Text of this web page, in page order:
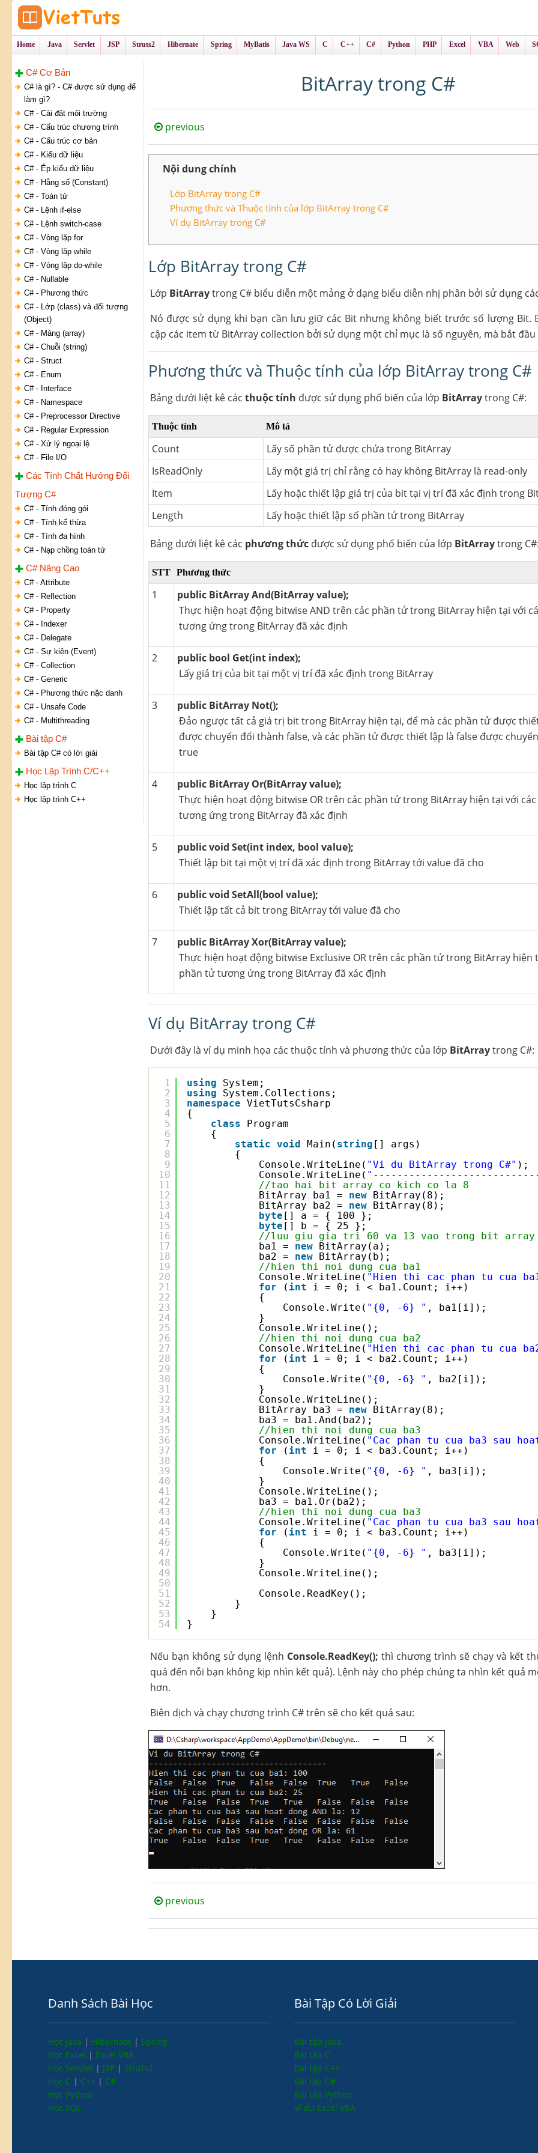
Home Java Servlet JSP Struts2 Hibernate Spring MyBatis Java WS C C++ C# Python PHP Excel VBA Web
C# Cơ Bản
C# là gì? - C# được sử dụng để
làm gì?
C# - Cài đặt môi trường
C# - Cấu trúc chương trình
C# - Cấu trúc cơ bản
C# - Kiểu dữ liệu
C# - Ép kiểu dữ liệu
C# - Hằng số (Constant)
C# - Toán tử
C# - Lệnh if-else
C# - Lệnh switch-case
C# - Vòng lặp for
C# - Vòng lặp while
C# - Vòng lặp do-while
C# - Nullable
C# - Phương thức
C# - Lớp (class) và đối tượng
(Object)
C# - Mảng (array)
C# - Chuỗi (string)
C# - Struct
C# - Enum
C# - Interface
C# - Namespace
C# - Preprocessor Directive
C# - Regular Expression
C# - Xử lý ngoại lệ
C# - File I/O
Các Tính Chất Hướng Đối
Tượng C#
C# - Tính đóng gói
C# - Tính kế thừa
C# - Tính đa hình
C# - Nạp chồng toán tử
C# Nâng Cao
C# - Attribute
C# - Reflection
C# - Property
C# - Indexer
C# - Delegate
C# - Sự kiện (Event)
C# - Collection
C# - Generic
C# - Phương thức nặc danh
C# - Unsafe Code
C# - Multithreading
Bài tập C#
Bài tập C# có lời giải
Học Lập Trình C/C++
Học lập trình C
Học lập trình C++
BitArray trong C#
previous
Nội dung chính
Lớp BitArray trong C#
Phương thức và Thuộc tính của lớp BitArray trong C#
Ví dụ BitArray trong C#
Lớp BitArray trong C#
Lớp BitArraytrong C# biểu diễn một mảng ở dạng biểu diễn nhị phân bởi sử dụng
Nó được sử dụng khi bạn cần lưu giữ các Bit nhưng không biết trước số lượng Bit.
cập các item từ BitArray collection bởi sử dụng một chỉ mục là số nguyên, mà bắt đầu
Phương thức và Thuộc tính của lớp BitArray trong C#
Bảng dưới liệt kê các thuộc tính được sử dụng phổ biến của lớp BitArraytrong C#:
Thuộc tính Mô tả
Count
Lấy số phần tử được chứa trong BitArray
IsReadOnly
Lấy một giá trị chỉ rằng có hay không BitArray là read-only
Item
Lấy hoặc thiết lập giá trị của bit tại vị trí đã xác định trong
Length
Lấy hoặc thiết lập số phần tử trong BitArray
Bảng dưới liệt kê các phương thứcđược sử dụng phổ biến của lớp BitArraytrong C#:
STT Phương thức
1
public BitArray And(BitArray value);
Thực hiện hoạt động bitwise AND trên các phần tử trong BitArray hiện tại với
tương ứng trong BitArray đã xác định
2
public bool Get(int index);
Lấy giá trị của bit tại một vị trí đã xác định trong BitArray
3
public BitArray Not();
Đảo ngược tất cả giá trị bit trong BitArray hiện tại, để mà các phần tử được
được chuyển đổi thành false, và các phần tử được thiết lập là false được
true
4
public BitArray Or(BitArray value);
Thực hiện hoạt động bitwise OR trên các phần tử trong BitArray hiện tại với
tương ứng trong BitArray đã xác định
5
public void Set(int index, bool value);
Thiết lập bit tại một vị trí đã xác định trong BitArray tới value đã cho
6
public void SetAll(bool value);
Thiết lập tất cả bit trong BitArray tới value đã cho
7
public BitArray Xor(BitArray value);
Thực hiện hoạt động bitwise Exclusive OR trên các phần tử trong BitArray hiện
phần tử tương ứng trong BitArray đã xác định
Ví dụ BitArray trong C#
Dưới đây là ví dụ minh họa các thuộc tính và phương thức của lớp BitArraytrong C#:
1
2
3
4
5
6
7
8
9
10
11
12
13
14
15
16
17
18
19
20
21
22
23
24
25
26
27
28
29
30
31
32
33
34
35
36
37
38
39
40
41
42
43
44
45
46
47
48
49
50
51
52
53
54
using
System;
using
System.Collections;
namespace VietTutsCsharp
{
class
Program
{
static void Main( string [] args)
{
Console.WriteLine( "Vi du BitArray trong C#" );
Console.WriteLine(
//tao hai bit array co kich co la 8
BitArray ba1 = new
BitArray(8);
BitArray ba2 = new
BitArray(8);
byte [] a = { 100 };
byte [] b = { 25 };
//luu giu gia tri 60 va 13 vao trong bit array
ba1 = new
BitArray(a);
ba2 = new
BitArray(b);
//hien thi noi dung cua ba1
Console.WriteLine( "Hien thi cac phan tu cua
for
( int
i = 0; i < ba1.Count; i++)
{
Console.Write( "{0, -6} " , ba1[i]);
}
Console.WriteLine();
//hien thi noi dung cua ba2
Console.WriteLine( "Hien thi cac phan tu cua
for
( int
i = 0; i < ba2.Count; i++)
{
Console.Write( "{0, -6} " , ba2[i]);
}
Console.WriteLine();
BitArray ba3 = new
BitArray(8);
ba3 = ba1.And(ba2);
//hien thi noi dung cua ba3
Console.WriteLine( "Cac phan tu cua ba3 sau
for
( int
i = 0; i < ba3.Count; i++)
{
Console.Write( "{0, -6} " , ba3[i]);
}
Console.WriteLine();
ba3 = ba1.Or(ba2);
//hien thi noi dung cua ba3
Console.WriteLine( "Cac phan tu cua ba3 sau
for
( int
i = 0; i < ba3.Count; i++)
{
Console.Write( "{0, -6} " , ba3[i]);
}
Console.WriteLine();
Console.ReadKey();
}
}
}
Nếu bạn không sử dụng lệnh Console.ReadKey(); thì chương trình sẽ chạy và kết
quá đến nỗi bạn không kịp nhìn kết quả). Lệnh này cho phép chúng ta nhìn kết quả
hơn.
Biên dịch và chạy chương trình C# trên sẽ cho kết quả sau:
previous
Danh Sách Bài Học
Học Java | Hibernate | Spring
Học Excel | Excel VBA
Học Servlet | JSP | Struts2
Học C | C++ | C#
Học Python
Học SQL
Bài Tập Có Lời Giải
Bài tập Java
Bài tập C
Bài tập C++
Bài tập C#
Bài tập Python
Ví dụ Excel VBA